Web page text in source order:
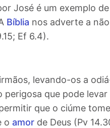
José é um exemplo
Bíblia nos adverte a
Ef 6.4).
levando-os a
perigosa que pode
que o ciúme
o amor de Deus (Pv